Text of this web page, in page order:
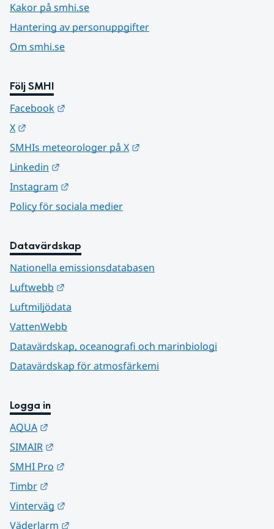
Kakor på smhi.se
Hantering av personuppgifter
Om smhi.se
Följ SMHI
Facebook
X
SMHIs meteorologer på X
Linkedin
Instagram
Policy för sociala medier
Datavärdskap
Nationella emissionsdatabasen
Luftwebb
Luftmiljödata
VattenWebb
Datavärdskap, oceanografi och marinbiologi
Datavärdskap för atmosfärkemi
Logga in
AQUA
SIMAIR
SMHI Pro
Timbr
Vinterväg
Väderlarm